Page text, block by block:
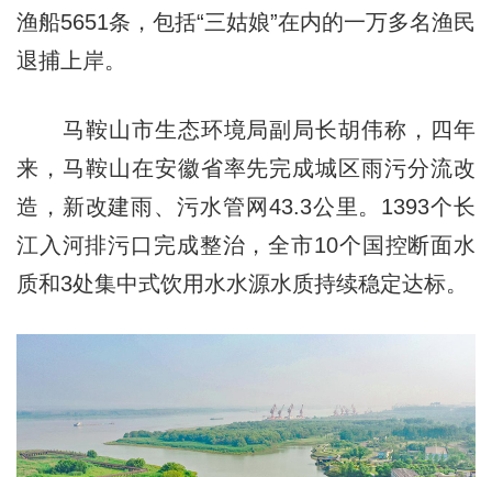
渔船5651条，包括“三姑娘”在内的一万多名渔民
退捕上岸。
马鞍山市生态环境局副局长胡伟称，四年
来，马鞍山在安徽省率先完成城区雨污分流改
造，新改建雨、污水管网43.3公里。1393个长
江入河排污口完成整治，全市10个国控断面水
质和3处集中式饮用水水源水质持续稳定达标。